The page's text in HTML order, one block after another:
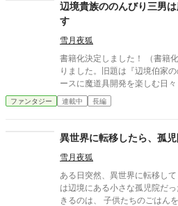
辺境貴族ののんびり三男
す
雪月夜狐
書籍化決定しました！ （書籍
りました。旧題は『辺境伯家
ースに魔道具開発を楽しむ日々～』です） 壮年
記憶を持ちながら、気がつく
で異世界に転生していたエル
て、次々とユニークな発明を生み出して
や使用人たちに役立つ便利な
ゃ、さらには人々の生活を豊
いくエルヴィン。やがてその
は王都や商会での取引を通じ
に成長していく。 しかし、彼の心にはただの「発明家」以上の夢
ファンタジー 連載中 長編
異世界に転移したら、孤
雪月夜狐
ある日突然、異世界に転移し
は辺境にある小さな孤児院だった。 剣も魔法も使えない
きるのは、 子供たちのごはん